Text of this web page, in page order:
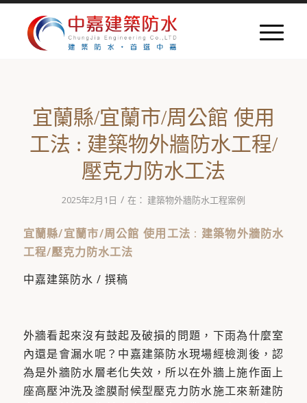
宜蘭縣/宜蘭市/周公館 使用
工法 : 建築物外牆防水工程/
壓克力防水工法
2025年2月1日 / 在： 建築物外牆防水工程案例
宜蘭縣/宜蘭市/周公館 使用工法 : 建築物外牆防水
工程/壓克力防水工法
中嘉建築防水 / 撰稿
外牆看起來沒有鼓起及破損的問題，下雨為什麼室
內還是會漏水呢？中嘉建築防水現場經檢測後，認
為是外牆防水層老化失效，所以在外牆上施作面上
座高壓沖洗及塗膜耐候型壓克力防水施工來新建防